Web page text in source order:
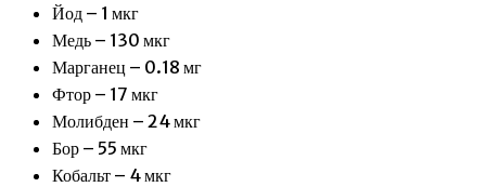
Йод – 1 мкг
Медь – 130 мкг
Марганец – 0.18 мг
Фтор – 17 мкг
Молибден – 24 мкг
Бор – 55 мкг
Кобальт – 4 мкг